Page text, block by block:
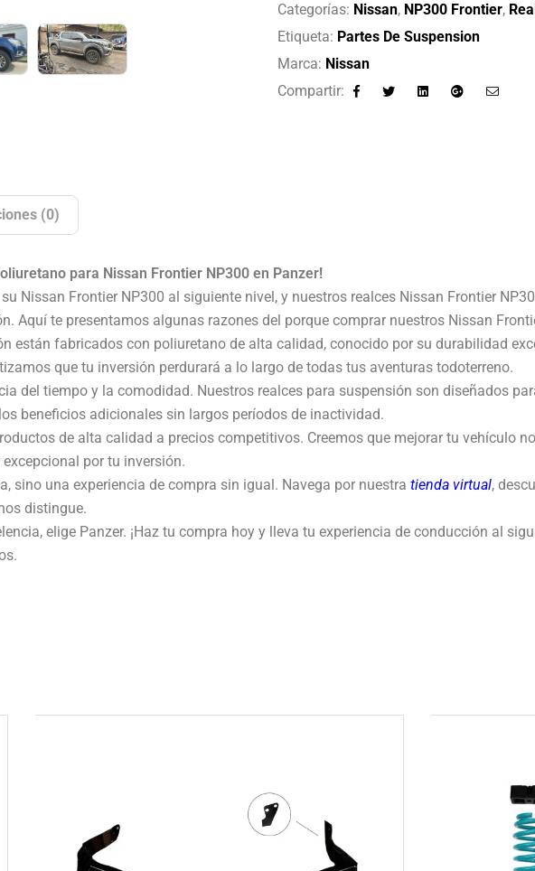
Categorías: Nissan, NP300 Frontier,
Etiqueta: Partes De Suspension
Marca: Nissan
Compartir:
(0)
para Nissan Frontier NP300 en Panzer!
Nissan Frontier NP300 al siguiente nivel, y nuestros realces Nissan Frontier
Aquí te presentamos algunas razones del porque comprar nuestros Nissan
están fabricados con poliuretano de alta calidad, conocido por su durabilidad
que tu inversión perdurará a lo largo de todas tus aventuras todoterreno.
del tiempo y la comodidad. Nuestros realces para suspensión son diseñados
beneficios adicionales sin largos períodos de inactividad.
de alta calidad a precios competitivos. Creemos que mejorar tu vehículo
por tu inversión.
sino una experiencia de compra sin igual. Navega por nuestra tienda virtual,
distingue.
elige Panzer. ¡Haz tu compra hoy y lleva tu experiencia de conducción al